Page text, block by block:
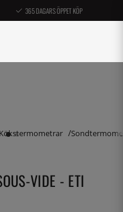
365 DAGARS ÖPPET KÖP
VIDE - ETI